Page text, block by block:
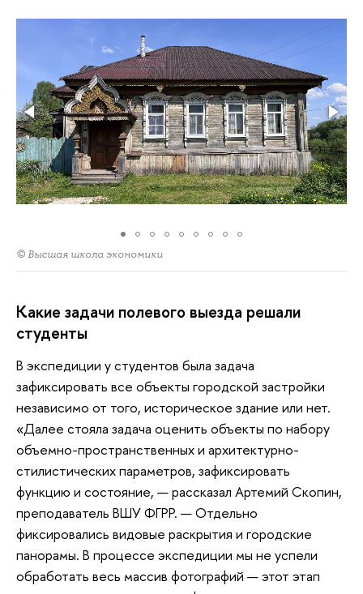
© Высшая школа экономики
Какие задачи полевого выезда решали
студенты
В экспедиции у студентов была задача
зафиксировать все объекты городской застройки
независимо от того, историческое здание или нет.
«Далее стояла задача оценить объекты по набору
объемно-пространственных и архитектурно-
стилистических параметров, зафиксировать
функцию и состояние, — рассказал Артемий Скопин,
преподаватель ВШУ ФГРР. — Отдельно
фиксировались видовые раскрытия и городские
панорамы. В процессе экспедиции мы не успели
обработать весь массив фотографий — этот этап